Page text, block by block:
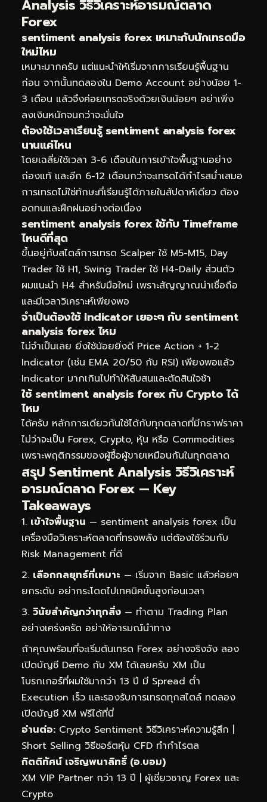
Analysis วิธีวิเคราะห์อารมณ์ตลาด
Forex
sentiment analysis forex เหมาะกับนักเทรดมือ
ใหม่ไหม
เหมาะมากครับ แต่แนะนำให้เริ่มจากการเรียนรู้พื้นฐาน
ก่อน จากนั้นทดลองใน Demo Account อย่างน้อย 1-
3 เดือน แล้วจึงค่อยเทรดจริงด้วยเงินน้อยๆ อย่าเพิ่ง
ลงเงินหนักจนกว่าจะมั่นใจ
ต้องใช้เวลาเรียนรู้ sentiment analysis forex
นานแค่ไหน
โดยเฉลี่ยใช้เวลา 3-6 เดือนในการเข้าใจพื้นฐานอย่าง
ถ่องแท้ และอีก 6-12 เดือนกว่าจะเทรดได้กำไรสม่ำเสมอ
การเทรดไม่ใช่ทักษะที่เรียนรู้ได้ภายในสัปดาห์เดียว ต้อง
อดทนและฝึกฝนอย่างต่อเนื่อง
sentiment analysis forex ใช้กับ Timeframe
ไหนดีที่สุด
ขึ้นอยู่กับสไตล์การเทรด Scalper ใช้ M5-M15, Day
Trader ใช้ H1, Swing Trader ใช้ H4-Daily ส่วนตัว
ผมแนะนำ H4 สำหรับมือใหม่ เพราะสัญญาณน่าเชื่อถือ
และมีเวลาวิเคราะห์เพียงพอ
จำเป็นต้องใช้ Indicator เยอะๆ กับ sentiment
analysis forex ไหม
ไม่จำเป็นเลย ยิ่งใช้น้อยยิ่งดี Price Action + 1-2
Indicator (เช่น EMA 20/50 กับ RSI) เพียงพอแล้ว
Indicator มากเกินไปทำให้สับสนและตัดสินใจช้า
ใช้ sentiment analysis forex กับ Crypto ได้
ไหม
ได้ครับ หลักการเดียวกันใช้ได้กับทุกตลาดที่มีกราฟราคา
ไม่ว่าจะเป็น Forex, Crypto, หุ้น หรือ Commodities
เพราะพฤติกรรมของผู้ซื้อผู้ขายเหมือนกันในทุกตลาด
สรุป Sentiment Analysis วิธีวิเคราะห์
อารมณ์ตลาด Forex — Key
Takeaways
เข้าใจพื้นฐาน — sentiment analysis forex เป็น
เครื่องมือวิเคราะห์ตลาดที่ทรงพลัง แต่ต้องใช้ร่วมกับ
Risk Management ที่ดี
เลือกกลยุทธ์ที่เหมาะ — เริ่มจาก Basic แล้วค่อยๆ
ยกระดับ อย่ากระโดดไปเทคนิคขั้นสูงก่อนเวลา
วินัยสำคัญกว่าทุกสิ่ง — ทำตาม Trading Plan
อย่างเคร่งครัด อย่าให้อารมณ์นำทาง
ถ้าคุณพร้อมที่จะเริ่มต้นเทรด Forex อย่างจริงจัง ลอง
เปิดบัญชี Demo กับ XM ได้เลยครับ XM เป็น
โบรกเกอร์ที่ผมใช้มากว่า 13 ปี มี Spread ต่ำ
Execution เร็ว และรองรับการเทรดทุกสไตล์ ทดลอง
เปิดบัญชี XM ฟรีได้ที่นี่
อ่านต่อ: Crypto Sentiment วิธีวิเคราะห์ความรู้สึก |
Short Selling วิธีชอร์ตหุ้น CFD ทำกำไรตล
กิตติทัศน์ เจริญพนาสิทธิ์ (อ.บอม)
XM VIP Partner กว่า 13 ปี | ผู้เชี่ยวชาญ Forex และ
Crypto